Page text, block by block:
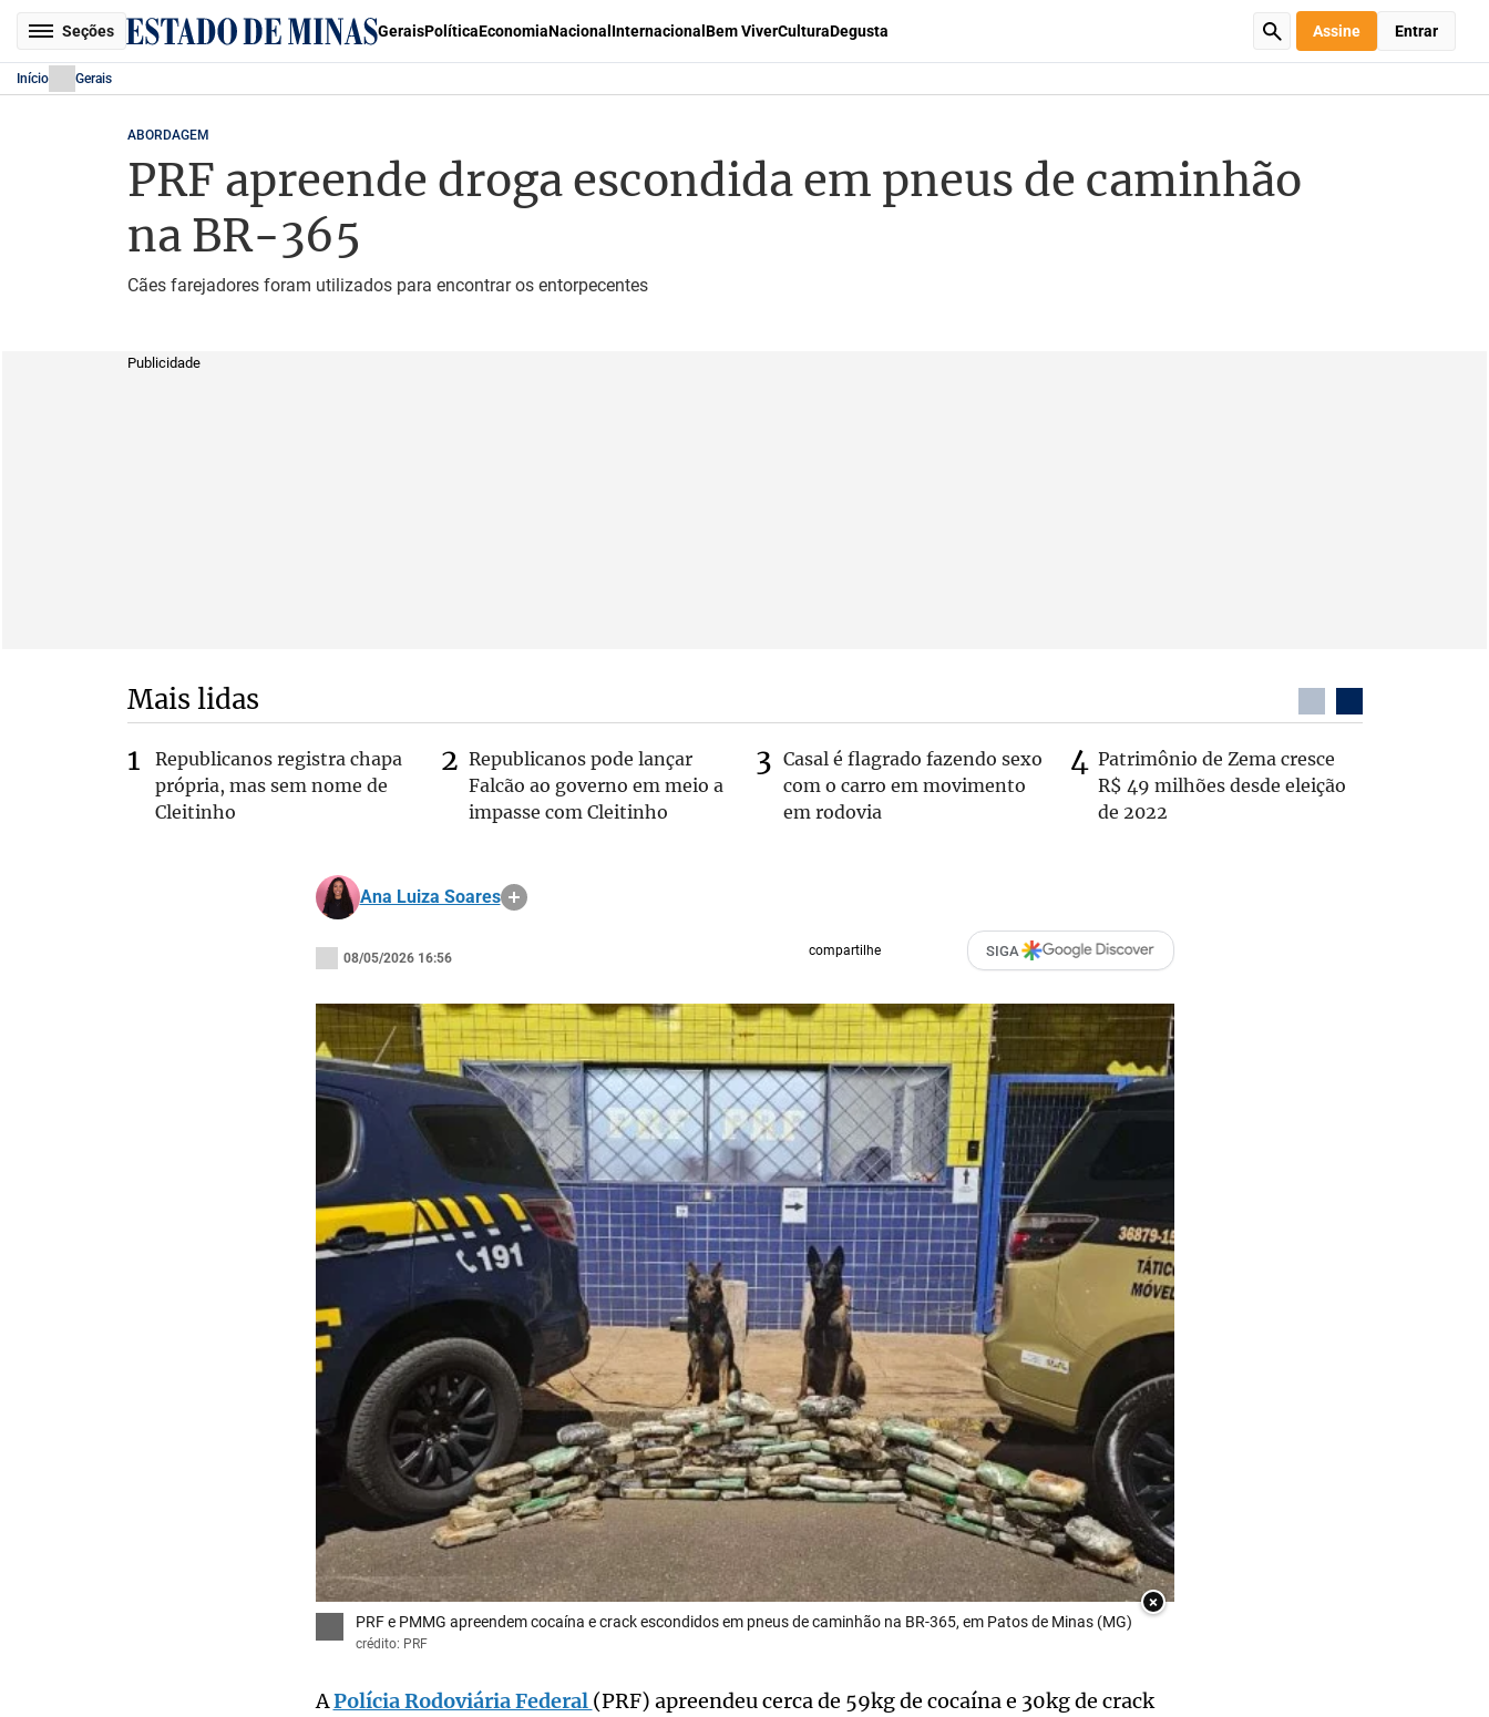
Seções GeraisPolíticaEconomiaNacional Internacional Bem ViverCulturaDegusta Assine Entrar
Início Gerais
ABORDAGEM
PRF apreende droga escondida em pneus de caminhão
na BR-365
Cães farejadores foram utilizados para encontrar os entorpecentes
Publicidade
Mais lidas
Republicanos registra chapa
própria, mas sem nome de
Cleitinho
Republicanos pode lançar
Falcão ao governo em meio a
impasse com Cleitinho
Casal é flagrado fazendo sexo
com o carro em movimento
em rodovia
Patrimônio de Zema cresce
R$ 49 milhões desde eleição
de 2022
Ana Luiza Soares
08/05/2026 16:56 compartilhe SIGA
×
PRF e PMMG apreendem cocaína e crack escondidos em pneus de caminhão na BR-365, em Patos de Minas (MG)
crédito: PRF
APolícia Rodoviária Federal (PRF) apreendeu cerca de 59kg de cocaína e 30kg de crack